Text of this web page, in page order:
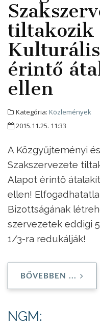
tiltakozik
érintő
ellen
Kategória: Közlemények
2015.11.25. 11:33
A Közgyűjteményi
Szakszervezete
Alapot érintő
ellen!
Bizottságának
szervezetek eddigi
1/3-ra redukálják!
BŐVEBBEN ...
NGM: